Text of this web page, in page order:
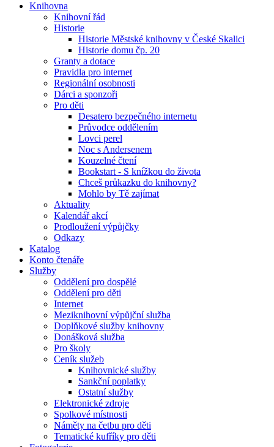
Knihovna
Knihovní řád
Historie
Historie Městské knihovny v České Skalici
Historie domu čp. 20
Granty a dotace
Pravidla pro internet
Regionální osobnosti
Dárci a sponzoři
Pro děti
Desatero bezpečného internetu
Průvodce oddělením
Lovci perel
Noc s Andersenem
Kouzelné čtení
Bookstart - S knížkou do života
Chceš průkazku do knihovny?
Mohlo by Tě zajímat
Aktuality
Kalendář akcí
Prodloužení výpůjčky
Odkazy
Katalog
Konto čtenáře
Služby
Oddělení pro dospělé
Oddělení pro děti
Internet
Meziknihovní výpůjční služba
Doplňkové služby knihovny
Donášková služba
Pro školy
Ceník služeb
Knihovnické služby
Sankční poplatky
Ostatní služby
Elektronické zdroje
Spolkové místnosti
Náměty na četbu pro děti
Tematické kufříky pro děti